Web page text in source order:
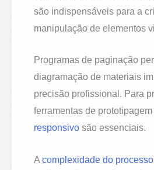
são indispensáveis para a
manipulação de elementos
Programas de paginação
diagramação de materiais
precisão profissional. Para
ferramentas de
responsivo são essenciais.
Acomplexidade do